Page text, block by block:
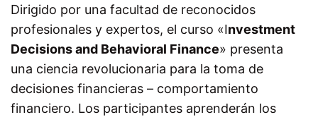
Dirigido por una facultad de reconocidos
profesionales y expertos, el curso «Investment
Decisions and Behavioral Finance» presenta
una ciencia revolucionaria para la toma de
decisiones financieras – comportamiento
financiero. Los participantes aprenderán los